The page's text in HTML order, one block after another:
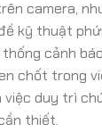
camera,
kỹ thuật
cảnh
chốt trong
việc duy trì
thiết.